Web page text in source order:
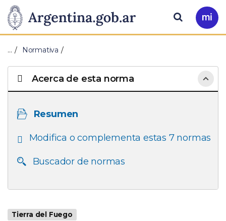
Presidencia
de
la
Nación
Pasar al contenido principal
Ir
a
Buscar
… Normativa
Tierra del Fuego
Acerca de esta norma
Resumen
Modifica o complementa estas 7 normas
Buscador de normas